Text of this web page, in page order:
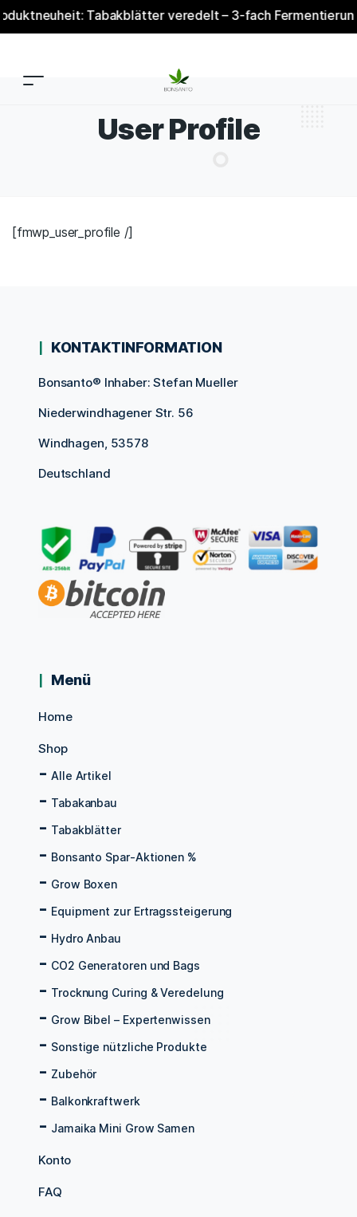
Tabakblätter veredelt – 3-fach
User Profile
[fmwp_user_profile /]
KONTAKTINFORMATION
Bonsanto® Inhaber: Stefan Mueller
Niederwindhagener Str. 56
Windhagen, 53578
Deutschland
Menü
Home
Shop
Alle Artikel
Tabakanbau
Tabakblätter
Bonsanto Spar-Aktionen %
Grow Boxen
Equipment zur Ertragssteigerung
Hydro Anbau
CO2 Generatoren und Bags
Trocknung Curing & Veredelung
Grow Bibel – Expertenwissen
Sonstige nützliche Produkte
Zubehör
Balkonkraftwerk
Jamaika Mini Grow Samen
Konto
FAQ